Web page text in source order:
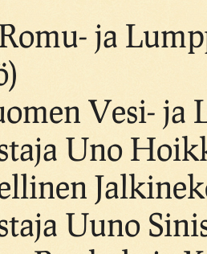
ja
Vesi- ja
Uno
Uuno